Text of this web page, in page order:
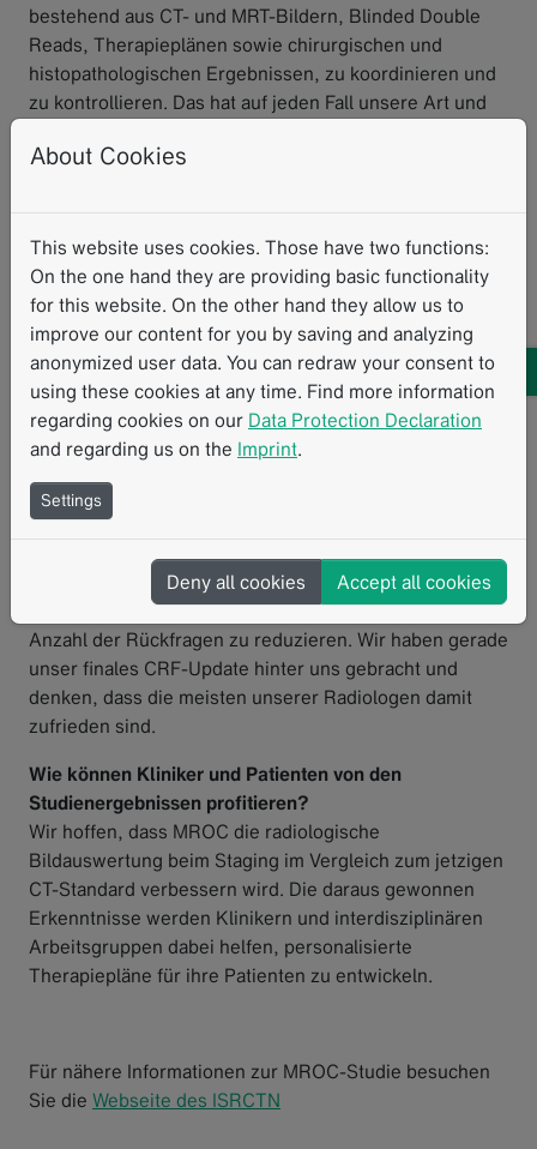
bestehend aus CT- und MRT-Bildern, Blinded Double
Reads, Therapieplänen sowie chirurgischen und
histopathologischen Ergebnissen, zu koordinieren und
zu kontrollieren. Das hat auf jeden Fall unsere Art und
Biobanking von Studiendaten durchführen können,
Angenommen, Sie könnten die Studie heute noch
einmal aufsetzen, gibt es etwas, dass Sie anders
machen würden?
Auf jeden Fall. Auf dem bisherigen Weg habe ich viele
Fehler gemacht. Eindeutige CRF-Terminologie ist zum
Beispiel besonders wichtig: eine für mich klar
verständliche Frage kann anderen unklar erscheinen.
Und manche der CRF-Workflows funktionieren einfach
nicht für jedes Patientenszenario. Ich würde die CRFs
vor Studienbeginn intensiver testen. Wir haben vor dem
Beginn der Studie einen ersten internen Piloten
gestartet, um alle Prozesse zu evaluieren und
anzupassen. Mint hat uns bei der Verbesserung der
CRFs geholfen, um die Antwortvariabilität und die
Anzahl der Rückfragen zu reduzieren. Wir haben gerade
unser finales CRF-Update hinter uns gebracht und
denken, dass die meisten unserer Radiologen damit
zufrieden sind.
Wie können Kliniker und Patienten von den
Studienergebnissen profitieren?
Wir hoffen, dass MROC die radiologische
Bildauswertung beim Staging im Vergleich zum jetzigen
CT-Standard verbessern wird. Die daraus gewonnen
Erkenntnisse werden Klinikern und interdisziplinären
Arbeitsgruppen dabei helfen, personalisierte
Therapiepläne für ihre Patienten zu entwickeln.
Für nähere Informationen zur MROC-Studie besuchen
Sie die Webseite des ISRCTN
About Cookies
This website uses cookies. Those have two functions:
On the one hand they are providing basic functionality
for this website. On the other hand they allow us to
improve our content for you by saving and analyzing
anonymized user data. You can redraw your consent to
using these cookies at any time. Find more information
regarding cookies on our Data Protection Declaration
and regarding us on the Imprint.
Settings
Deny all cookies Accept all cookies